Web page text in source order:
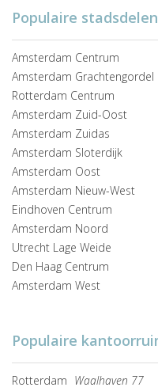
Populaire stadsdelen
Amsterdam Centrum
Amsterdam Grachtengordel
Rotterdam Centrum
Amsterdam Zuid-Oost
Amsterdam Zuidas
Amsterdam Sloterdijk
Amsterdam Oost
Amsterdam Nieuw-West
Eindhoven Centrum
Amsterdam Noord
Utrecht Lage Weide
Den Haag Centrum
Amsterdam West
Populaire
Rotterdam Waalhaven 77